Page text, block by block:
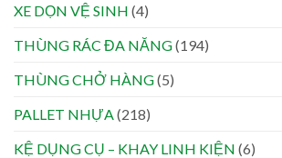
XE DỌN VỆ SINH (4)
THÙNG RÁC ĐA NĂNG(194)
THÙNG CHỞ HÀNG(5)
PALLET NHỰA (218)
KỆ DỤNG CỤ – KHAY LINH KIỆN (6)